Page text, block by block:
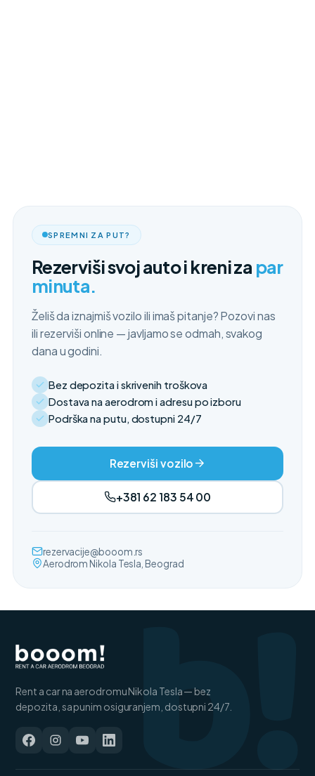
SPREMNI ZA PUT?
Rezerviši svoj auto i kreni za par
minuta.
Želiš da iznajmiš vozilo ili imaš pitanje? Pozovi nas
ili rezerviši online — javljamo se odmah, svakog
dana u godini.
Bez depozita i skrivenih troškova
Dostava na aerodrom i adresu po izboru
Podrška na putu, dostupni 24/7
Rezerviši vozilo
+381 62 183 54 00
rezervacije@booom.rs
Aerodrom Nikola Tesla, Beogradb!
Rent a car na aerodromu Nikola Tesla — bez
depozita, sa punim osiguranjem, dostupni 24/7.